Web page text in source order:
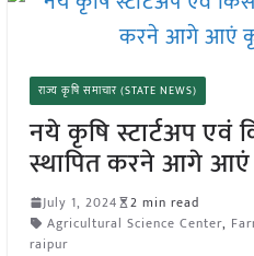
राज्य कृषि समाचार (STATE NEWS)
नये कृषि स्टार्टअप एवं
स्थापित करने आगे आएं
July 1, 2024
2 min read
Agricultural Science Center,
raipur